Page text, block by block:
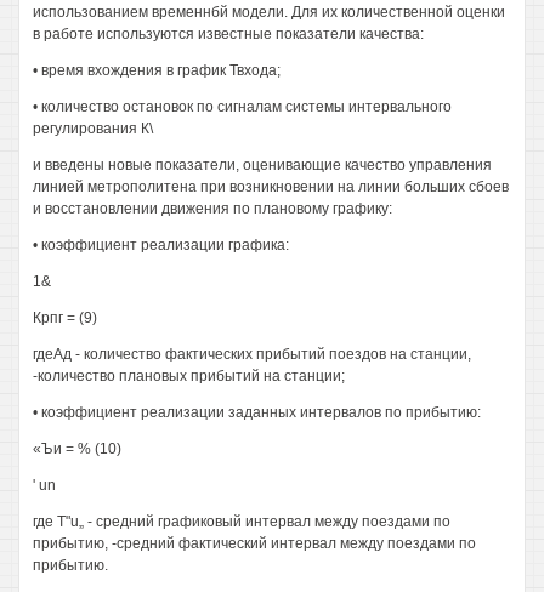
использованием временнбй модели. Для их количественной оценки
в работе используются известные показатели качества:
• время вхождения в график Твхода;
• количество остановок по сигналам системы интервального
регулирования К\
и введены новые показатели, оценивающие качество управления
линией метрополитена при возникновении на линии больших сбоев
и восстановлении движения по плановому графику:
• коэффициент реализации графика:
1&
Крпг = (9)
гдеАд - количество фактических прибытий поездов на станции,
-количество плановых прибытий на станции;
• коэффициент реализации заданных интервалов по прибытию:
«Ъи = % (10)
' un
где T"u„ - средний графиковый интервал между поездами по
прибытию, -средний фактический интервал между поездами по
прибытию.